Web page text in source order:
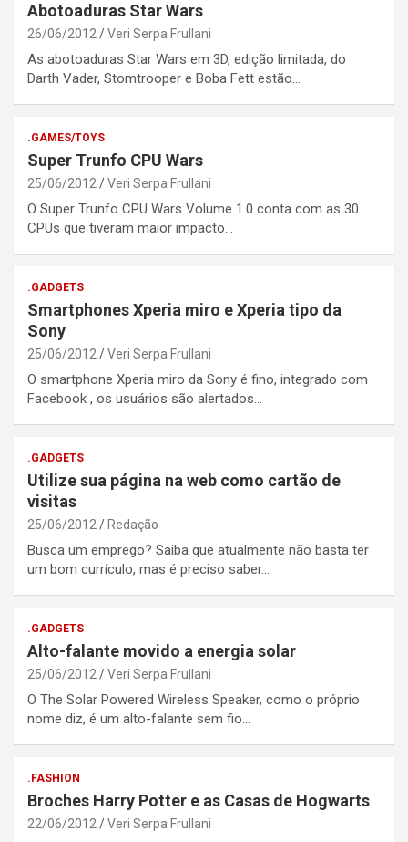
Abotoaduras Star Wars
26/06/2012 Veri Serpa Frullani
As abotoaduras Star Wars em 3D, edição limitada, do
Darth Vader, Stomtrooper e Boba Fett estão…
.GAMES/TOYS
Super Trunfo CPU Wars
25/06/2012 Veri Serpa Frullani
O Super Trunfo CPU Wars Volume 1.0 conta com as 30
CPUs que tiveram maior impacto…
.GADGETS
Smartphones Xperia miro e Xperia tipo da
Sony
25/06/2012 Veri Serpa Frullani
O smartphone Xperia miro da Sony é fino, integrado com
Facebook , os usuários são alertados…
.GADGETS
Utilize sua página na web como cartão de
visitas
25/06/2012 Redação
Busca um emprego? Saiba que atualmente não basta ter
um bom currículo, mas é preciso saber…
.GADGETS
Alto-falante movido a energia solar
25/06/2012 Veri Serpa Frullani
O The Solar Powered Wireless Speaker, como o próprio
nome diz, é um alto-falante sem fio…
.FASHION
Broches Harry Potter e as Casas de Hogwarts
22/06/2012 Veri Serpa Frullani